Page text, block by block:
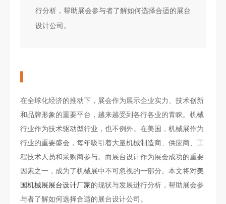
行分析，帮助展会参与者了解如何选择合适的展台
设计公司。
在全球化经济的推动下，展会作为展示企业实力、技术创新
和品牌形象的重要平台，越来越受到各行各业的青睐。机械
行业作为技术驱动型行业，也不例外。在美国，机械展作为
行业的重要盛会，每年吸引着大量机械制造商、供应商、工
程技术人员和采购商参与。而展台设计作为展会成功的重要
因素之一，成为了机械展中不可忽视的一部分。本文将对美
国机械展展台设计厂家的现状与发展进行分析，帮助展会参
与者了解如何选择合适的展台设计公司。